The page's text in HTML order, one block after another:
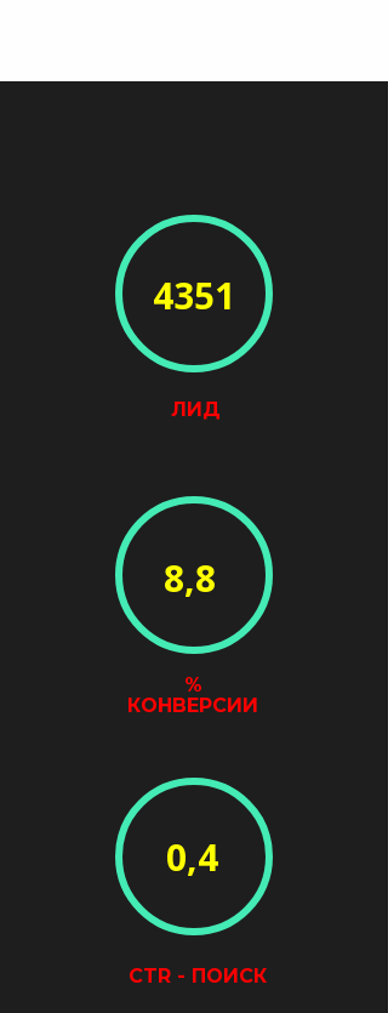
СTR - ПОИСК
%
КОНВЕРСИИ
ЛИД
4351
8,8
0,4